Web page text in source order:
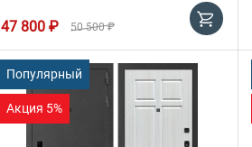
47 800 ₽ 50 500 ₽
Популярный
Акция 5%